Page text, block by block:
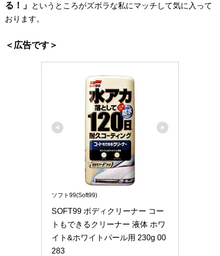
る！」
というところがズボラな私にマッチして気に入って
おります。
＜広告です＞
ソフト99(Soft99)
SOFT99 ボディクリーナー コー
トもできるクリーナー 液体 ホワ
イト&ホワイトパール用 230g 00
283